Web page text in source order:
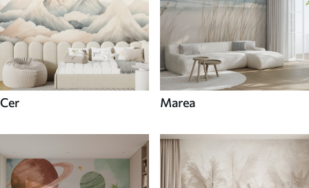
Cer Marea